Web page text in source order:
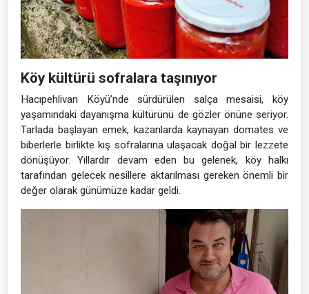
Köy kültürü sofralara taşınıyor
Hacıpehlivan Köyü’nde sürdürülen salça mesaisi, köy
yaşamındaki dayanışma kültürünü de gözler önüne seriyor.
Tarlada başlayan emek, kazanlarda kaynayan domates ve
biberlerle birlikte kış sofralarına ulaşacak doğal bir lezzete
dönüşüyor. Yıllardır devam eden bu gelenek, köy halkı
tarafından gelecek nesillere aktarılması gereken önemli bir
değer olarak günümüze kadar geldi.